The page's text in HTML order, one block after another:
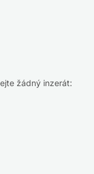
žádný inzerát: